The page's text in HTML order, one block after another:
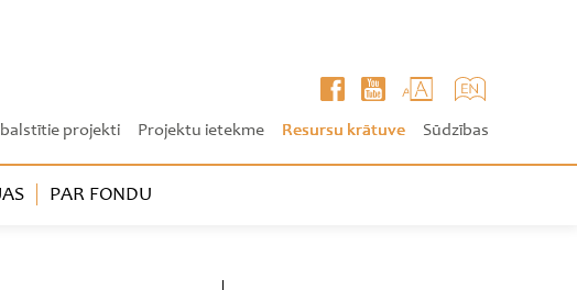
projekti Projektu ietekme Resursu krātuve Sūdzības
PAR FONDU